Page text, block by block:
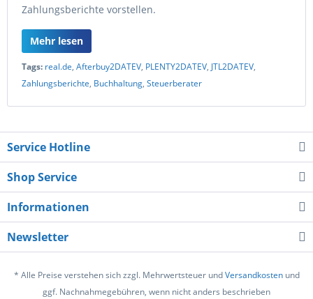
Zahlungsberichte vorstellen.
Mehr lesen
Tags: real.de, Afterbuy2DATEV, PLENTY2DATEV, JTL2DATEV,
Zahlungsberichte, Buchhaltung, Steuerberater
Service Hotline
Shop Service
Informationen
Newsletter
* Alle Preise verstehen sich zzgl. Mehrwertsteuer undVersandkostenund
ggf. Nachnahmegebühren, wenn nicht anders beschrieben